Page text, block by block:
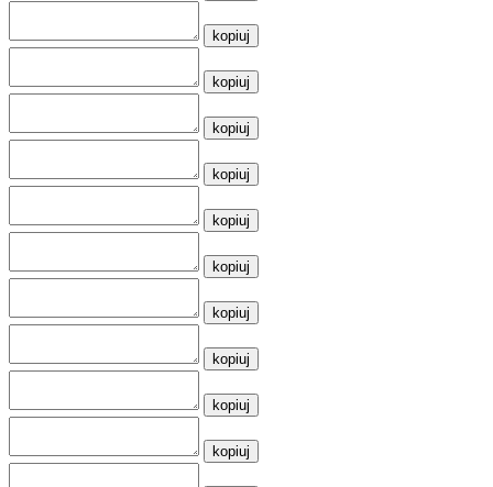
kopiuj
kopiuj
kopiuj
kopiuj
kopiuj
kopiuj
kopiuj
kopiuj
kopiuj
kopiuj